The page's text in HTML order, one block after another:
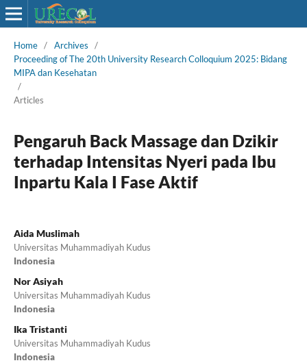
Home / Archives
/
Proceeding of The 20th University Research Colloquium 2025: Bidang
MIPA dan Kesehatan
/
Articles
Pengaruh Back Massage dan Dzikir
terhadap Intensitas Nyeri pada Ibu
Inpartu Kala I Fase Aktif
Aida Muslimah
Universitas Muhammadiyah Kudus
Indonesia
Nor Asiyah
Universitas Muhammadiyah Kudus
Indonesia
Ika Tristanti
Universitas Muhammadiyah Kudus
Indonesia